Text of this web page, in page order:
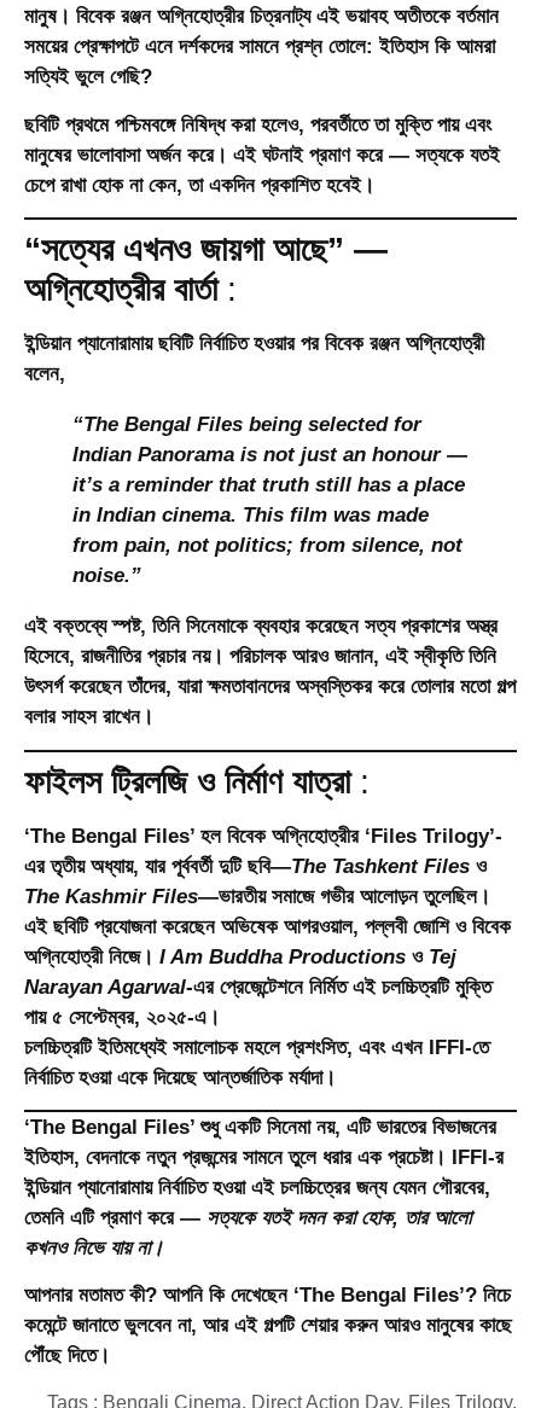
মানুষ। বিবেক রঞ্জন অগ্নিহোত্রীর চিত্রনাট্য এই ভয়াবহ অতীতকে বর্তমান
সময়ের প্রেক্ষাপটে এনে দর্শকদের সামনে প্রশ্ন তোলে: ইতিহাস কি আমরা
সত্যিই ভুলে গেছি?
ছবিটি প্রথমে পশ্চিমবঙ্গে নিষিদ্ধ করা হলেও, পরবর্তীতে তা মুক্তি পায় এবং
মানুষের ভালোবাসা অর্জন করে। এই ঘটনাই প্রমাণ করে — সত্যকে যতই
চেপে রাখা হোক না কেন, তা একদিন প্রকাশিত হবেই।
“সত্যের এখনও জায়গা আছে” —
অগ্নিহোত্রীর বার্তা :
ইন্ডিয়ান প্যানোরামায় ছবিটি নির্বাচিত হওয়ার পর বিবেক রঞ্জন অগ্নিহোত্রী
বলেন,
“The Bengal Files being selected for
Indian Panorama is not just an honour —
it’s a reminder that truth still has a place
in Indian cinema. This film was made
from pain, not politics; from silence, not
noise.”
এই বক্তব্যে স্পষ্ট, তিনি সিনেমাকে ব্যবহার করেছেন সত্য প্রকাশের অস্ত্র
হিসেবে, রাজনীতির প্রচার নয়। পরিচালক আরও জানান, এই স্বীকৃতি তিনি
উৎসর্গ করেছেন তাঁদের, যারা ক্ষমতাবানদের অস্বস্তিকর করে তোলার মতো গল্প
বলার সাহস রাখেন।
ফাইলস ট্রিলজি ও নির্মাণ যাত্রা :
‘The Bengal Files’ হল বিবেক অগ্নিহোত্রীর ‘Files Trilogy’-
এর তৃতীয় অধ্যায়, যার পূর্ববর্তী দুটি ছবি—The Tashkent Files ও
The Kashmir Files—ভারতীয় সমাজে গভীর আলোড়ন তুলেছিল।
এই ছবিটি প্রযোজনা করেছেন অভিষেক আগরওয়াল, পল্লবী জোশি ও বিবেক
অগ্নিহোত্রী নিজে। I Am Buddha Productions ও Tej
Narayan Agarwal-এর প্রেজেন্টেশনে নির্মিত এই চলচ্চিত্রটি মুক্তি
পায় ৫ সেপ্টেম্বর, ২০২৫-এ।
চলচ্চিত্রটি ইতিমধ্যেই সমালোচক মহলে প্রশংসিত, এবং এখন IFFI-তে
নির্বাচিত হওয়া একে দিয়েছে আন্তর্জাতিক মর্যাদা।
‘The Bengal Files’ শুধু একটি সিনেমা নয়, এটি ভারতের বিভাজনের
ইতিহাস, বেদনাকে নতুন প্রজন্মের সামনে তুলে ধরার এক প্রচেষ্টা। IFFI-র
ইন্ডিয়ান প্যানোরামায় নির্বাচিত হওয়া এই চলচ্চিত্রের জন্য যেমন গৌরবের,
তেমনি এটি প্রমাণ করে — সত্যকে যতই দমন করা হোক, তার আলো
কখনও নিভে যায় না।
আপনার মতামত কী? আপনি কি দেখেছেন ‘The Bengal Files’? নিচে
কমেন্টে জানাতে ভুলবেন না, আর এই গল্পটি শেয়ার করুন আরও মানুষের কাছে
পৌঁছে দিতে।
Tags : Bengali Cinema, Direct Action Day, Files Trilogy,